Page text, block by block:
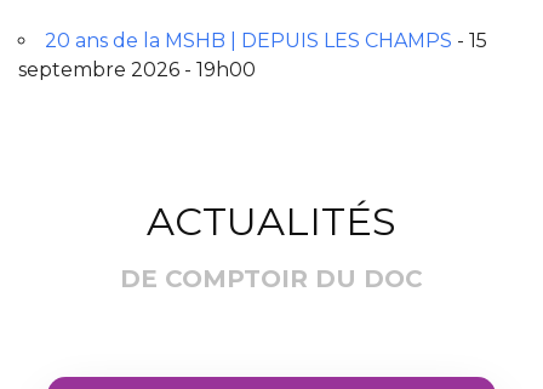
20 ans de la MSHB | DEPUIS LES CHAMPS - 15
septembre 2026 - 19h00
ACTUALITÉS
DE COMPTOIR DU DOC